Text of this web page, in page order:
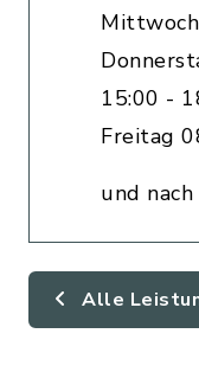
15:00 -
Freitag
und
Alle